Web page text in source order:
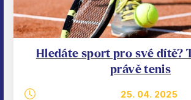
Hledáte sport pro své dítě?
právě tenis
25. 04. 2025